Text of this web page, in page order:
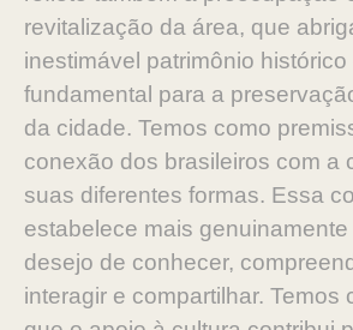
revitalização da área, que
inestimável patrimônio
fundamental para a
da cidade. Temos como
conexão dos brasileiros com a
suas diferentes formas. Essa
estabelece mais
desejo de conhecer,
interagir e compartilhar. Temos